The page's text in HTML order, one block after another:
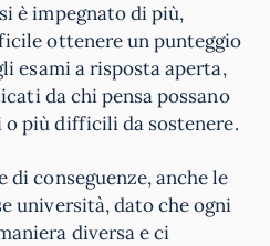
è impegnato di più,
ottenere un punteggio
esami a risposta aperta,
da chi pensa possano
o più difficili da sostenere.
di conseguenze, anche le
università, dato che ogni
diversa e ci